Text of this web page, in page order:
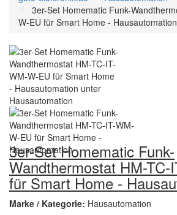
3er-Set Homematic Funk-
W-EU für Smart Home - Hausautomation
3er-Set Homematic Funk-
Wandthermostat HM-TC-
für Smart Home -
Marke / Kategorie: Hausautomation